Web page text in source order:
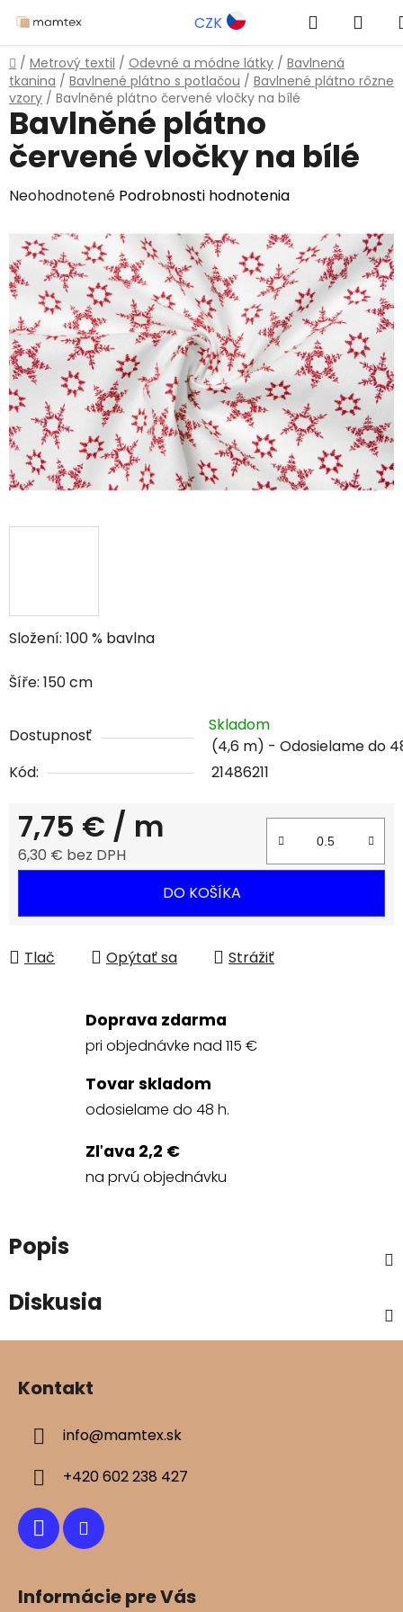
na
obsah
CZK Hľadať
Domov
/ Metrový textil / Odevné a módne látky / Bavlnená
tkanina / Bavlnené plátno s potlačou / Bavlnené plátno rôzne
vzory / Bavlněné plátno červené vločky na bílé
Složení: 100 % bavlna
Šíře: 150 cm
Dostupnosť
Skladom
(4,6 m)
Kód:
21486211
7,75 € / m
6,30 € bez DPH
DO KOŠÍKA
Tlač Opýtať sa Strážiť
Bavlněné plátno
červené vločky na bílé
Priemerné
produktu
je
0,0
5
hviezdičiek.
Neohodnotené Podrobnosti hodnotenia
Doprava zdarma
pri objednávke nad 115 €
Tovar skladom
odosielame do 48 h.
Zľava 2,2 €
na prvú objednávku
Popis
Diskusia
Z
Kontakt
info@mamtex.sk
+420 602 238 427
Informácie pre Vás